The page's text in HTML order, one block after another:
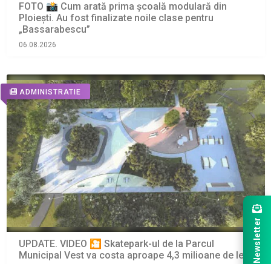
FOTO 📸 Cum arată prima școală modulară din
Ploiești. Au fost finalizate noile clase pentru
„Bassarabescu”
06.08.2026
ADMINISTRATIE
UPDATE. VIDEO 🎦 Skatepark-ul de la Parcul
Municipal Vest va costa aproape 4,3 milioane de lei
Newsletter